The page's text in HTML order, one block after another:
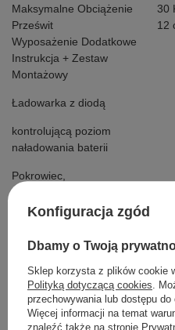
Maksymalne Obciążenie
30
Prześwit
12
Wyposażenie Dodatkowe
Instrukcja + Zestaw
Montażowy
Ładowarka z diodą
kontrolującą poziom
naładowania baterii
Pokrowiec,
Pilot 2.4GHz,
Opinie
Konfiguracja zgód
Dbamy o Twoją
Sklep korzysta z plików cookie
Polityką dotyczącą cookies .
przechowywania lub dostępu do
Więcej informacji na temat
znaleźć także na stronie